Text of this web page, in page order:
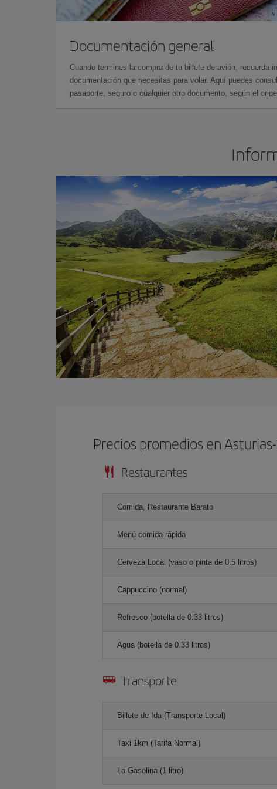
Documentación general
Cuando termines la compra de tu billete de avión, recuerda
documentación que necesitas para volar. Aquí puedes
pasaporte, seguro o cualquier otro documento, según el
Precios promedios en
Restaurantes
Comida, Restaurante Barato
Menú comida rápida
Cerveza Local (vaso o pinta de 0.5 litros)
Cappuccino (normal)
Refresco (botella de 0.33 litros)
Agua (botella de 0.33 litros)
Transporte
Billete de Ida (Transporte Local)
Taxi 1km (Tarifa Normal)
La Gasolina (1 litro)